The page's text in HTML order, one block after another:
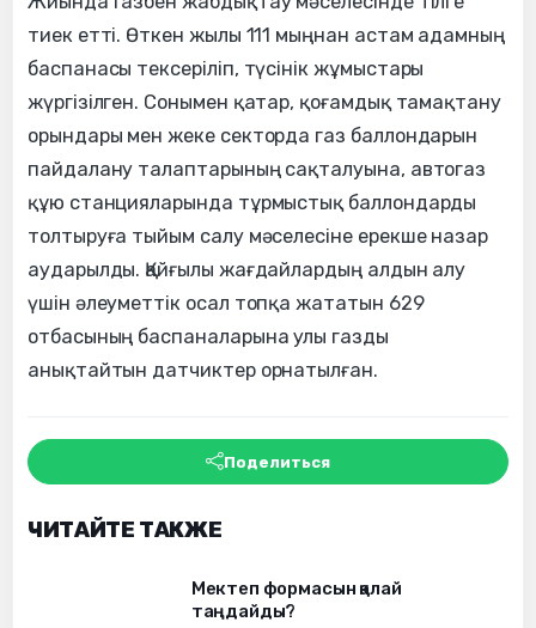
тиек етті. Өткен жылы 111 мыңнан астам адамның
баспанасы тексеріліп, түсінік жұмыстары
жүргізілген. Сонымен қатар, қоғамдық тамақтану
орындары мен жеке секторда газ баллондарын
пайдалану талаптарының сақталуына, автогаз
құю станцияларында тұрмыстық баллондарды
толтыруға тыйым салу мәселесіне ерекше назар
аударылды. Қайғылы жағдайлардың алдын алу
үшін әлеуметтік осал топқа жататын 629
отбасының баспаналарына улы газды
анықтайтын датчиктер орнатылған.
Поделиться
ЧИТАЙТЕ ТАКЖЕ
Мектеп формасын қалай
таңдайды?